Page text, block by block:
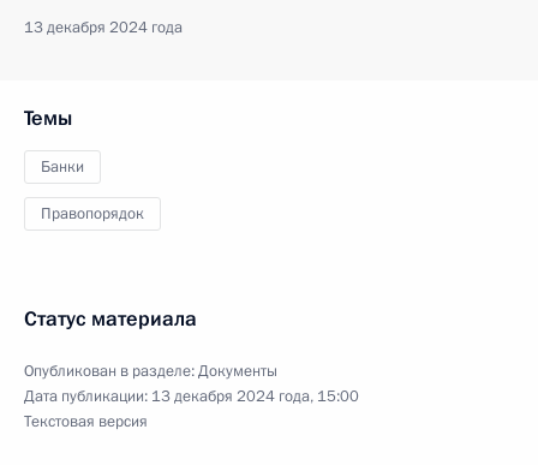
13 декабря 2024 года
Темы
Банки
Правопорядок
Статус материала
Опубликован в разделе:Документы
Дата публикации: 13 декабря 2024 года, 15:00
Текстовая версия